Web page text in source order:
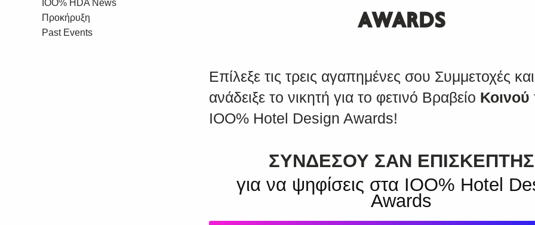
IOO% HDA News
Προκήρυξη
Past Events
AWARDS
Επίλεξε τις τρεις αγαπημένες σου Συμμετοχές και
ανάδειξε το νικητή για το φετινό Βραβείο Κοινού
IOO% Hotel Design Awards!
ΣΥΝΔΕΣΟΥ ΣΑΝ ΕΠΙΣΚΕΠΤΗΣ
για να ψηφίσεις στα IOO% Hotel
Awards